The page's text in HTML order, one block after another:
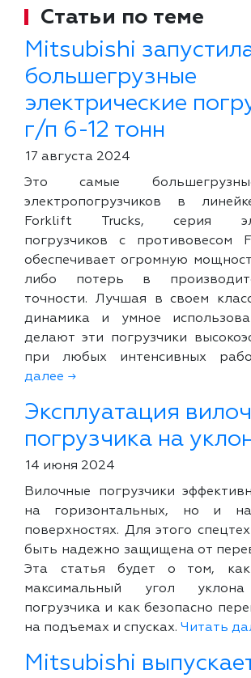
Статьи по теме
Mitsubishi
большегрузные
электрические
г/п 6-12 тонн
17 августа 2024
Это самые
электропогрузчиков в
Forklift Trucks, серия
погрузчиков с противовесом
обеспечивает огромную
либо потерь в
точности. Лучшая в своем
динамика и умное
делают эти погрузчики
при любых интенсивных
далее →
Эксплуатация
погрузчика на
14 июня 2024
Вилочные погрузчики
на горизонтальных, но и
поверхностях. Для этого
быть надежно защищена от
Эта статья будет о том, как
максимальный угол уклона
погрузчика и как безопасно
на подъемах и спусках. Читать
Mitsubishi